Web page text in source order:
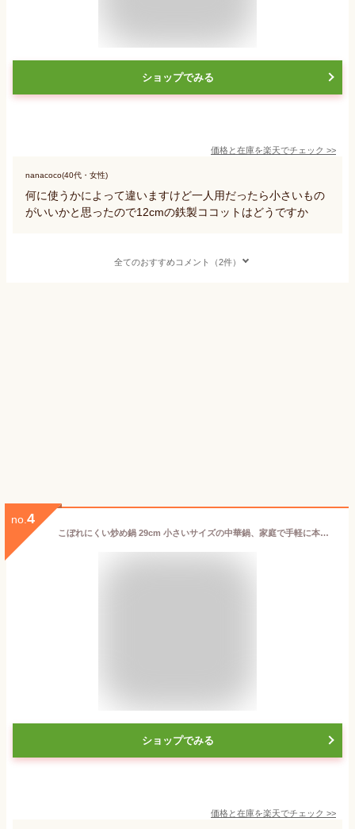
ショップでみる
価格と在庫を楽天でチェック >>
nanacoco(40代・女性)
何に使うかによって違いますけど一人用だったら小さいもの
がいいかと思ったので12cmの鉄製ココットはどうですか
全てのおすすめコメント（2件）
no. 4
こぼれにくい炒め鍋 29cm 小さいサイズの中華鍋、家庭で手軽に本格中華！IH調理器にも対応！ カンダ 中華鍋 鉄鍋 家庭用 小さいサイズ IH対応 made in 燕三条
ショップでみる
価格と在庫を楽天でチェック >>